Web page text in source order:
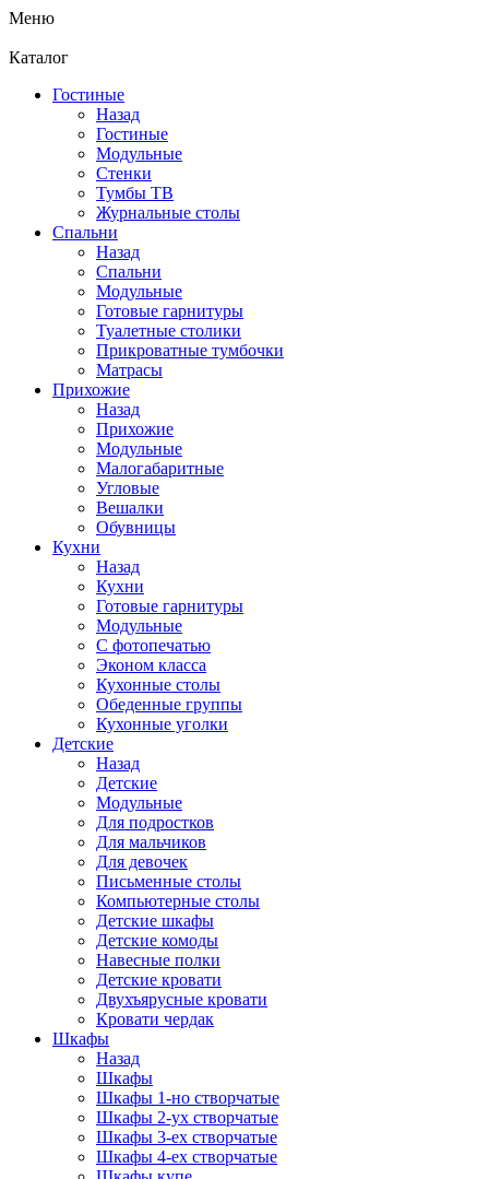
Меню
Каталог
Гостиные
Назад
Гостиные
Модульные
Стенки
Тумбы ТВ
Журнальные столы
Спальни
Назад
Спальни
Модульные
Готовые гарнитуры
Туалетные столики
Прикроватные тумбочки
Матрасы
Прихожие
Назад
Прихожие
Модульные
Малогабаритные
Угловые
Вешалки
Обувницы
Кухни
Назад
Кухни
Готовые гарнитуры
Модульные
С фотопечатью
Эконом класса
Кухонные столы
Обеденные группы
Кухонные уголки
Детские
Назад
Детские
Модульные
Для подростков
Для мальчиков
Для девочек
Письменные столы
Компьютерные столы
Детские шкафы
Детские комоды
Навесные полки
Детские кровати
Двухъярусные кровати
Кровати чердак
Шкафы
Назад
Шкафы
Шкафы 1-но створчатые
Шкафы 2-ух створчатые
Шкафы 3-ех створчатые
Шкафы 4-ех створчатые